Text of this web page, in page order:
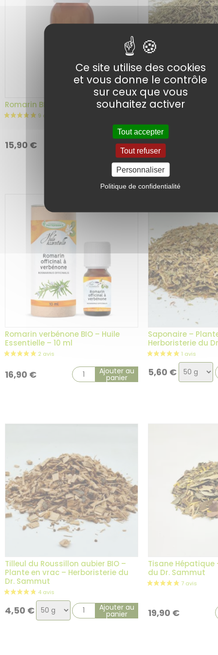
5 avis
Romarin BIO – Bourgeon 1D – 60 ml
15,90 € Ajouter au
panier
Romarin BIO –
4,50
Romarin verbénone BIO – Huile
Essentielle – 10 ml
16,90 € Ajouter au
panier
Saponaire –
Herboristerie du
5,60 € Choix
de
Tilleul du Roussillon aubier BIO –
Plante en vrac – Herboristerie du
Dr. Sammut
4,50 € Choix
de
Ajouter au
panier
Tisane Hépatique
du Dr. Sammut
19,90 €
Ce site utilise des cookies
et vous donne le contrôle
sur ceux que vous
souhaitez activer
Tout accepter
Tout refuser
Personnaliser
Politique de confidentialité